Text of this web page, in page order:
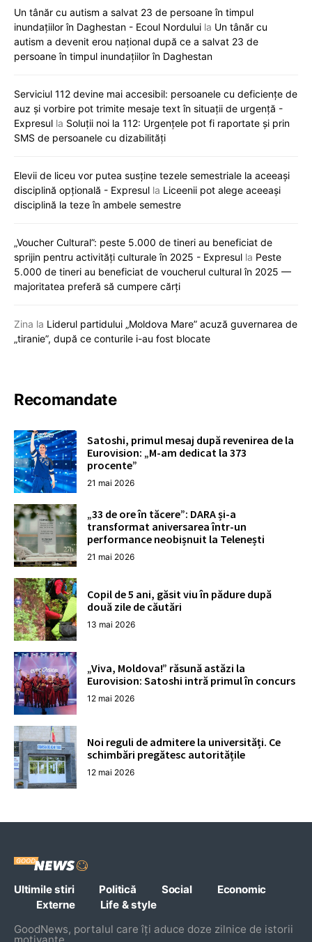
Un tânăr cu autism a salvat 23 de persoane în timpul
inundațiilor în Daghestan - Ecoul Nordului la Un tânăr cu
autism a devenit erou național după ce a salvat 23 de
persoane în timpul inundațiilor în Daghestan
Serviciul 112 devine mai accesibil: persoanele cu deficiențe de
auz și vorbire pot trimite mesaje text în situații de urgență -
Expresul la Soluții noi la 112: Urgențele pot fi raportate și prin
SMS de persoanele cu dizabilități
Elevii de liceu vor putea susține tezele semestriale la aceeași
disciplină opțională - Expresul la Liceenii pot alege aceeași
disciplină la teze în ambele semestre
„Voucher Cultural”: peste 5.000 de tineri au beneficiat de
sprijin pentru activități culturale în 2025 - Expresul la Peste
5.000 de tineri au beneficiat de voucherul cultural în 2025 —
majoritatea preferă să cumpere cărți
Zina la Liderul partidului „Moldova Mare” acuză guvernarea de
„tiranie”, după ce conturile i-au fost blocate
Recomandate
Satoshi, primul mesaj după revenirea de la
Eurovision: „M-am dedicat la 373
procente”
21 mai 2026
„33 de ore în tăcere”: DARA și-a
transformat aniversarea într-un
performance neobișnuit la Telenești
21 mai 2026
Copil de 5 ani, găsit viu în pădure după
două zile de căutări
13 mai 2026
„Viva, Moldova!” răsună astăzi la
Eurovision: Satoshi intră primul în concurs
12 mai 2026
Noi reguli de admitere la universități. Ce
schimbări pregătesc autoritățile
12 mai 2026
Ultimile stiri Politică Social
Economic
Externe
Life & style
GoodNews, portalul care îți aduce doze zilnice de istorii